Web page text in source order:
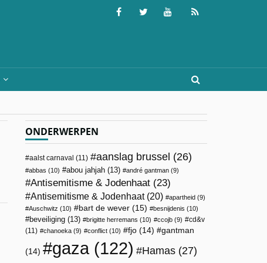
ONDERWERPEN
aalst carnaval (11) aanslag brussel (26)
abbas (10) abou jahjah (13) andré gantman (9)
Antisemitisme & Jodenhaat (23)
Antisemitisme & Jodenhaat(20) apartheid (9)
Auschwitz (10) bart de wever (15) besnijdenis (10)
beveiliging (13) brigitte herremans (10) ccojb (9)
cd&v
(11)
chanoeka (9) conflict (10) fjo (14) gantman
(14) gaza(122) Hamas (27)